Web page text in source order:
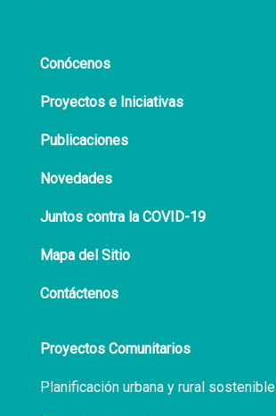
Conócenos
Proyectos e Iniciativas
Publicaciones
Novedades
Juntos contra la COVID-19
Mapa del Sitio
Contáctenos
Proyectos Comunitarios
Planificación urbana y rural sostenible